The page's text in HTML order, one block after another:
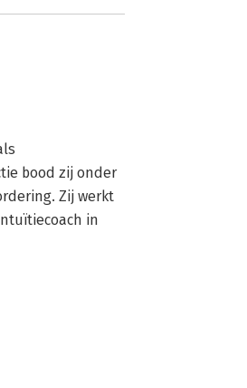
bood zij onder
Zij werkt
in